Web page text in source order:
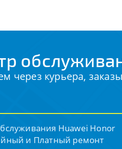
через курьера,
Huawei Honor
и Платный ремонт